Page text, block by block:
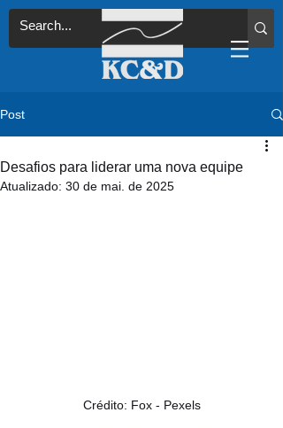
Post
Desafios para liderar uma nova equipe
Atualizado: 30 de mai. de 2025
Crédito: Fox - Pexels